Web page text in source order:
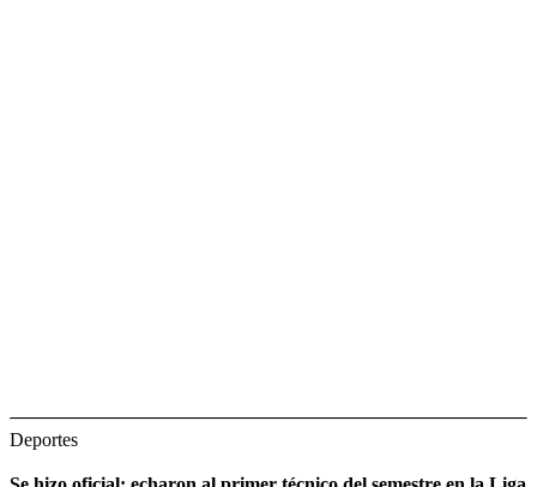
Deportes